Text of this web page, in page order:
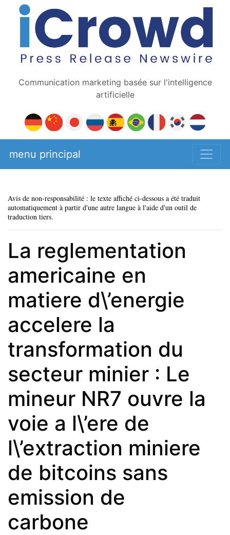
Communication marketing basée sur l'intelligence
artificielle
menu principal
Avis de non-responsabilité : le texte affiché ci-dessous a été traduit
automatiquement à partir d'une autre langue à l'aide d'un outil de
traduction tiers.
La reglementation
americaine en
matiere d\’energie
accelere la
transformation du
secteur minier : Le
mineur NR7 ouvre la
voie a l\’ere de
l\’extraction miniere
de bitcoins sans
emission de
carbone